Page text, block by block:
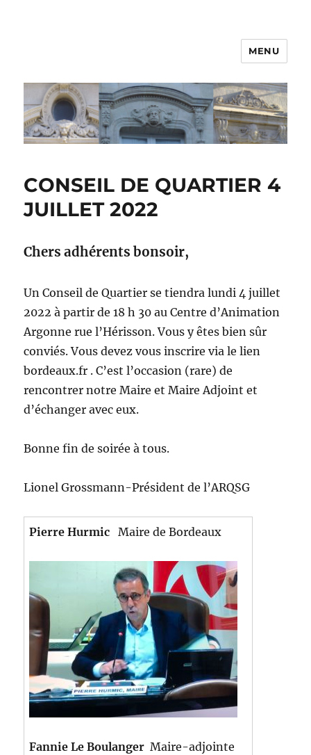
MENU
CONSEIL DE QUARTIER 4
JUILLET 2022
Chers adhérents bonsoir,
Un Conseil de Quartier se tiendra lundi 4 juillet
2022 à partir de 18 h 30 au Centre d’Animation
Argonne rue l’Hérisson. Vous y êtes bien sûr
conviés. Vous devez vous inscrire via le lien
bordeaux.fr . C’est l’occasion (rare) de
rencontrer notre Maire et Maire Adjoint et
d’échanger avec eux.
Bonne fin de soirée à tous.
Lionel Grossmann-Président de l’ARQSG
Pierre HurmicMaire de Bordeaux
Fannie Le BoulangerMaire-adjointe